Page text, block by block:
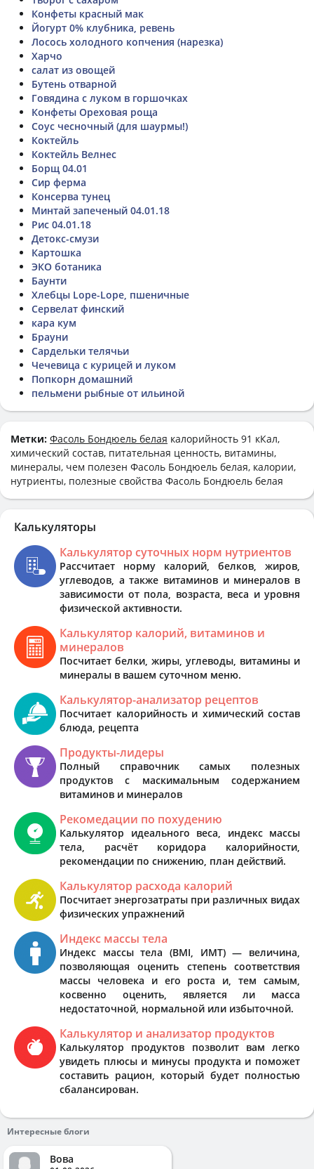
Конфеты красный мак
Йогурт 0% клубника, ревень
Лосось холодного копчения (нарезка)
Харчо
салат из овощей
Бутень отварной
Говядина с луком в горшочках
Конфеты Ореховая роща
Соус чесночный (для шаурмы!)
Коктейль
Коктейль Велнес
Борщ 04.01
Сир ферма
Консерва тунец
Минтай запеченый 04.01.18
Рис 04.01.18
Детокс-смузи
Картошка
ЭКО ботаника
Баунти
Хлебцы Lope-Lope, пшеничные
Сервелат финский
кара кум
Брауни
Сардельки телячьи
Чечевица с курицей и луком
Попкорн домашний
пельмени рыбные от ильиной
Метки: Фасоль Бондюель белая калорийность 91 кКал,
химический состав, питательная ценность, витамины,
минералы, чем полезен Фасоль Бондюель белая, калории,
нутриенты, полезные свойства Фасоль Бондюель белая
Калькуляторы
Калькулятор суточных норм нутриентов
Рассчитает норму калорий, белков, жиров,
углеводов, а также витаминов и минералов в
зависимости от пола, возраста, веса и уровня
физической активности.
Калькулятор калорий, витаминов и
минералов
Посчитает белки, жиры, углеводы, витамины и
минералы в вашем суточном меню.
Калькулятор-анализатор рецептов
Посчитает калорийность и химический состав
блюда, рецепта
Продукты-лидеры
Полный справочник самых полезных
продуктов с маскимальным содержанием
витаминов и минералов
Рекомедации по похудению
Калькулятор идеального веса, индекс массы
тела, расчёт коридора калорийности,
рекомендации по снижению, план действий.
Калькулятор расхода калорий
Посчитает энергозатраты при различных видах
физических упражнений
Индекс массы тела
Индекс массы тела (BMI, ИМТ) — величина,
позволяющая оценить степень соответствия
массы человека и его роста и, тем самым,
косвенно оценить, является ли масса
недостаточной, нормальной или избыточной.
Калькулятор и анализатор продуктов
Калькулятор продуктов позволит вам легко
увидеть плюсы и минусы продукта и поможет
составить рацион, который будет полностью
сбалансирован.
Интересные блоги
Вова